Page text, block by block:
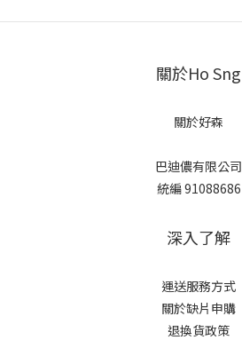
關於Ho Sng
關於好森
巴迪儂有限公司
統編 91088686
深入了解
運送服務方式
關於缺片申購
退換貨政策